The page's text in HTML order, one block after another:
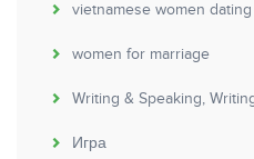
vietnamese women dating
women for marriage
Writing & Speaking,
Игра